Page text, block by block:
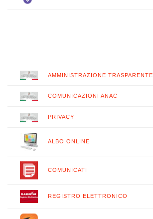
AMMINISTRAZIONE TRASPARENTE
COMUNICAZIONI ANAC
PRIVACY
ALBO ONLINE
COMUNICATI
REGISTRO ELETTRONICO